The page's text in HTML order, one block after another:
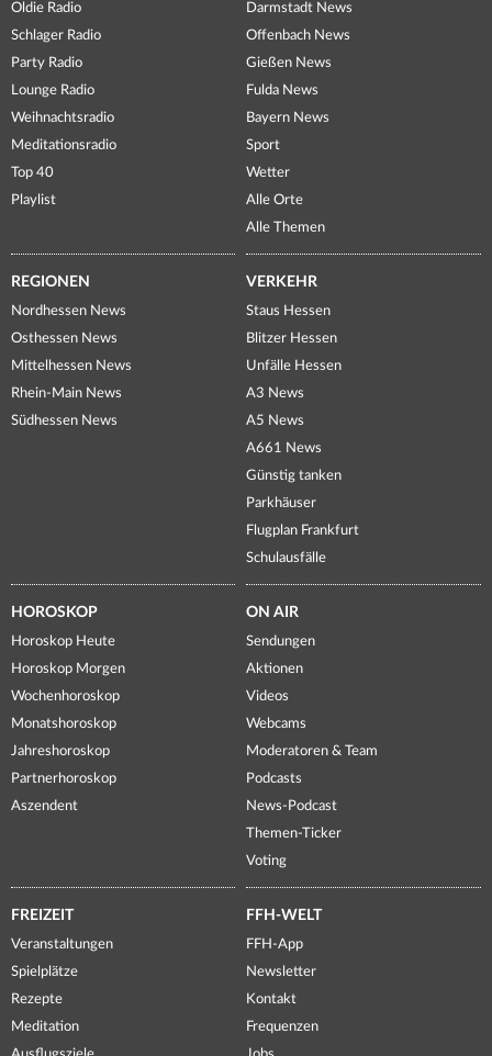
Oldie Radio
Schlager Radio
Party Radio
Lounge Radio
Weihnachtsradio
Meditationsradio
Top 40
Playlist
Darmstadt News
Offenbach News
Gießen News
Fulda News
Bayern News
Sport
Wetter
Alle Orte
Alle Themen
REGIONEN
Nordhessen News
Osthessen News
Mittelhessen News
Rhein-Main News
Südhessen News
VERKEHR
Staus Hessen
Blitzer Hessen
Unfälle Hessen
A3 News
A5 News
A661 News
Günstig tanken
Parkhäuser
Flugplan Frankfurt
Schulausfälle
HOROSKOP
Horoskop Heute
Horoskop Morgen
Wochenhoroskop
Monatshoroskop
Jahreshoroskop
Partnerhoroskop
Aszendent
ON AIR
Sendungen
Aktionen
Videos
Webcams
Moderatoren & Team
Podcasts
News-Podcast
Themen-Ticker
Voting
FREIZEIT
Veranstaltungen
Spielplätze
Rezepte
Meditation
FFH-WELT
FFH-App
Newsletter
Kontakt
Frequenzen